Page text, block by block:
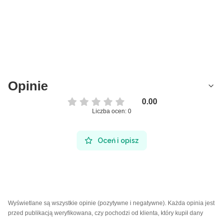
Opinie
0.00
Liczba ocen: 0
Oceń i opisz
Wyświetlane są wszystkie opinie (pozytywne i negatywne). Każda opinia jest
przed publikacją weryfikowana, czy pochodzi od klienta, który kupił dany